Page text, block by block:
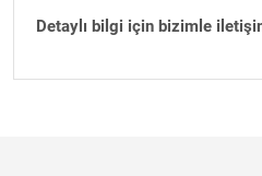
Detaylı bilgi için bizimle